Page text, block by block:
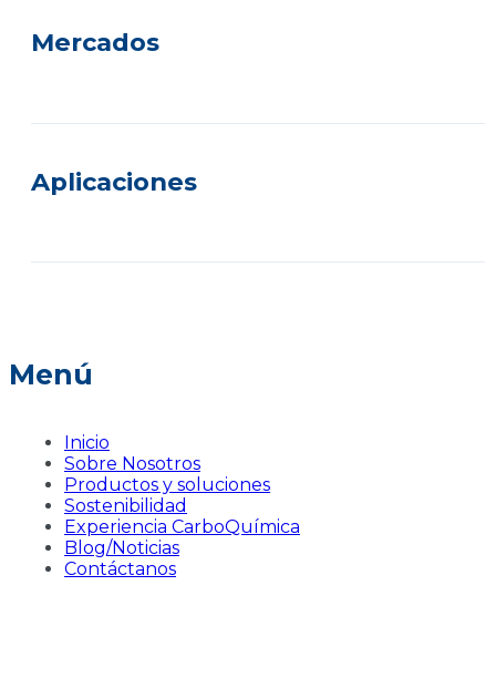
Mercados
Aplicaciones
Menú
Inicio
Sobre Nosotros
Productos y soluciones
Sostenibilidad
Experiencia CarboQuímica
Blog/Noticias
Contáctanos